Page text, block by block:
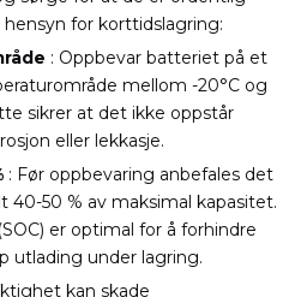
for korttidslagring:
: Oppbevar batteriet på et
mellom -20°C og
sikrer at det ikke oppstår
eller lekkasje.
: Før oppbevaring anbefales det
40-50 % av maksimal kapasitet.
er optimal for å forhindre
utlading under lagring.
kan skade